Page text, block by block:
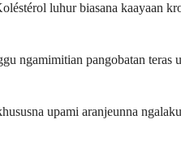
luhur biasana kaayaan
ngamimitian pangobatan
upami aranjeunna